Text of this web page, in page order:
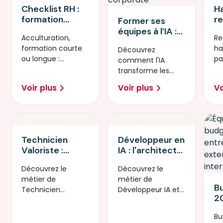
Checklist RH :
formation
ou
acculturation…
quel format
Acculturation,
formation courte
ou longue :
faire le bon choix.
Voir plus
Former ses
équipes à l’IA :
stratégique
pour les
entreprises
Découvrez
comment l'IA
transforme les
booste la
productivité.
Voir plus
Technicien
Valoriste :
à votre carrière
en réparant le
futur
Découvrez le
métier de
Technicien
Développeur en
IA : l'architecte
technologique
Découvrez le
métier de
Développeur IA et